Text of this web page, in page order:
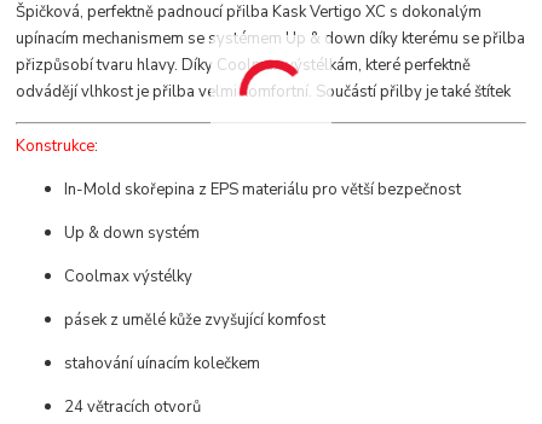
Špičková, perfektně padnoucí přilba Kask Vertigo XC s dokonalým
upínacím mechanismem se systémem Up & down díky kterému se přilba
přizpůsobí tvaru hlavy. Díky Coolmax výstélkám, které perfektně
odvádějí vlhkost je přilba velmi komfortní. Součástí přilby je také štítek
Konstrukce:
In-Mold skořepina z EPS materiálu pro větší bezpečnost
Up & down systém
Coolmax výstélky
pásek z umělé kůže zvyšující komfost
stahování uínacím kolečkem
24 větracích otvorů